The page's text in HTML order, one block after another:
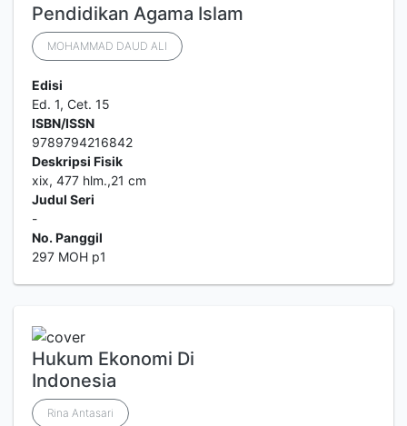
Pendidikan Agama Islam
MOHAMMAD DAUD ALI
Edisi
Ed. 1, Cet. 15
ISBN/ISSN
9789794216842
Deskripsi Fisik
xix, 477 hlm.,21 cm
Judul Seri
-
No. Panggil
297 MOH p1
Hukum Ekonomi Di
Indonesia
Rina Antasari